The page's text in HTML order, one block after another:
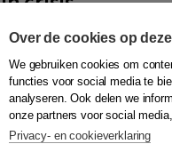
nooit ver weg. In
tijd heeft gehad steeds
begrijpen? En is crisis
aandrijven?
Over de cookies op
We gebruiken cookies om
functies voor social media te
analyseren. Ook delen we
onze partners voor social
Privacy- en cookieverklaring